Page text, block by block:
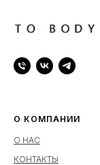
О КОМПАНИИ
О НАС
КОНТАКТЫ